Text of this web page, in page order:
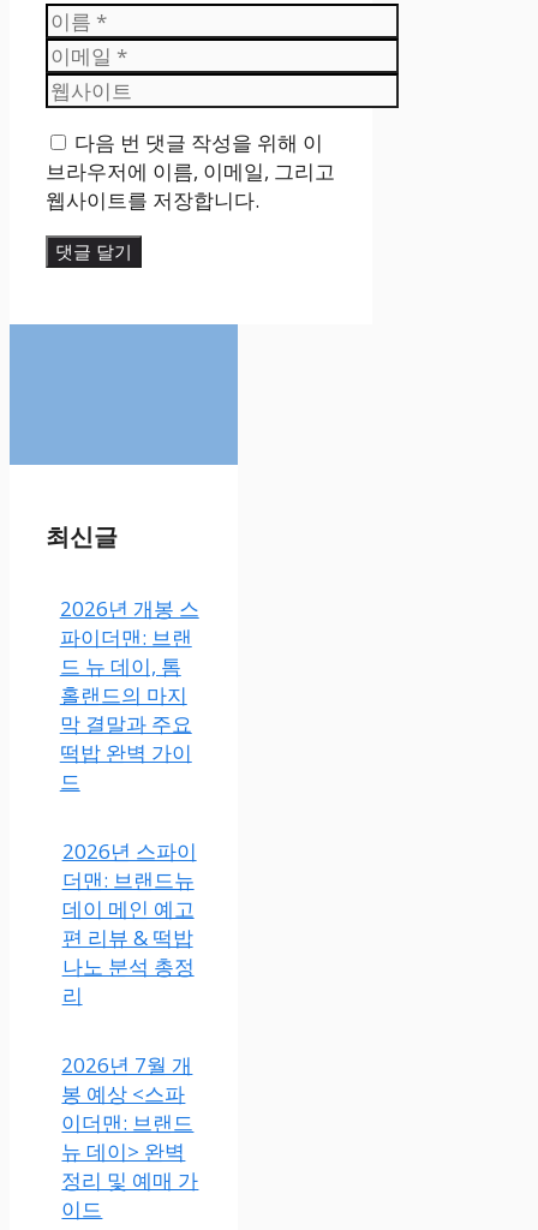
이
름
이
메
일
웹
사
이
트
다음 번 댓글 작성을 위해 이
브라우저에 이름, 이메일, 그리고
웹사이트를 저장합니다.
최신글
2026년 개봉 스
파이더맨: 브랜
드 뉴 데이, 톰
홀랜드의 마지
막 결말과 주요
떡밥 완벽 가이
드
2026년 스파이
더맨: 브랜드뉴
데이 메인 예고
편 리뷰 & 떡밥
나노 분석 총정
리
2026년 7월 개
봉 예상 <스파
이더맨: 브랜드
뉴 데이> 완벽
정리 및 예매 가
이드